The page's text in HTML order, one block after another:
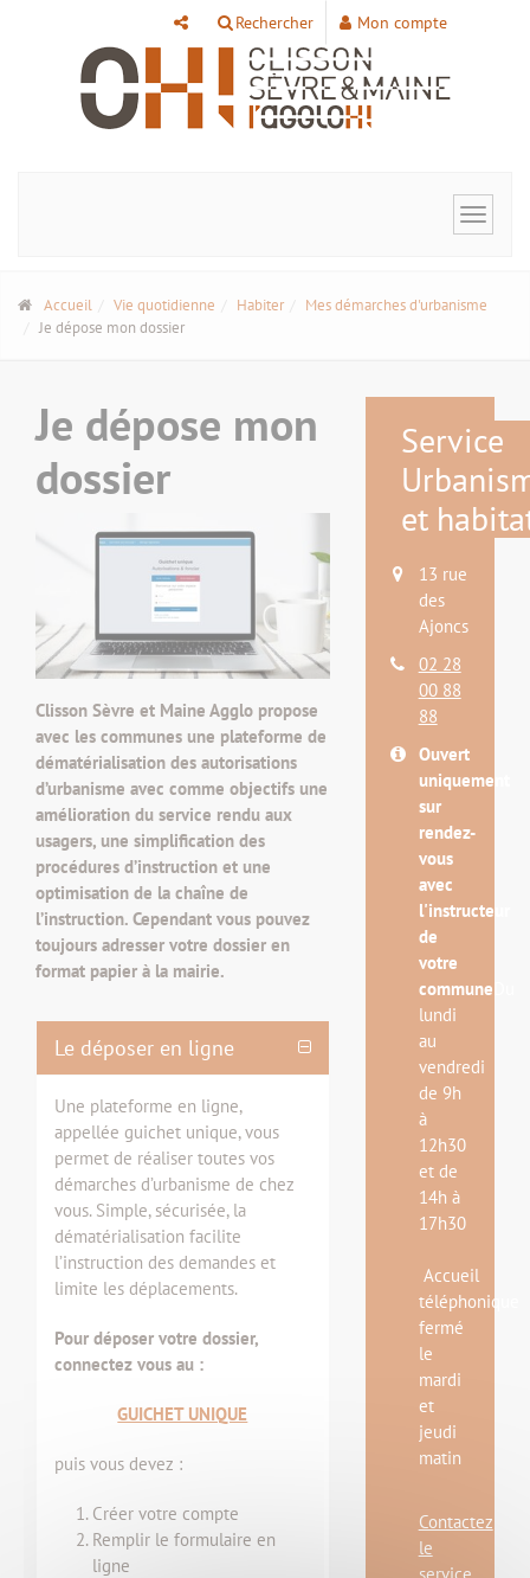
Rechercher Mon compte
Toggle
Accueil Vie quotidienne Habiter
Mes démarches d'urbanisme
Je dépose mon dossier
Je dépose mon
dossier
Clisson Sèvre et Maine Agglo propose
avec les communes une plateforme de
dématérialisation des autorisations
d’urbanisme avec comme objectifs une
amélioration du service rendu aux
usagers, une simplification des
procédures d’instruction et une
optimisation de la chaîne de
l’instruction. Cependant vous pouvez
toujours adresser votre dossier en
format papier à la mairie.
Le déposer en ligne
Une plateforme en ligne,
appellée guichet unique, vous
permet de réaliser toutes vos
démarches d’urbanisme de chez
vous. Simple, sécurisée, la
dématérialisation facilite
l’instruction des demandes et
limite les déplacements.
Pour déposer votre dossier,
connectez vous au :
GUICHET UNIQUE
puis vous devez :
Créer votre compte
Remplir le formulaire en
ligne
Service
et
13 rue
des
Ajoncs
02 28
00 88
88
Ouvert
uniquement
sur
rendez-
vous
avec
l'instructeur
de
votre
commune
lundi
au
vendredi
de 9h
à
12h30
et de
14h à
17h30
Accueil
téléphonique
fermé
le
mardi
et
jeudi
matin
Contactez
le
Panneau de gestion des cookies